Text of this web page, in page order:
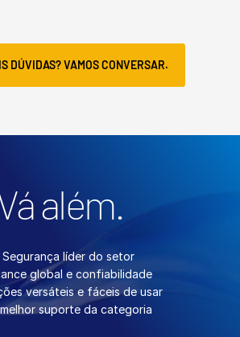
DÚVIDAS? VAMOS CONVERSAR.
além.
Segurança líder do setor
global e confiabilidade
versáteis e fáceis de usar
suporte da categoria